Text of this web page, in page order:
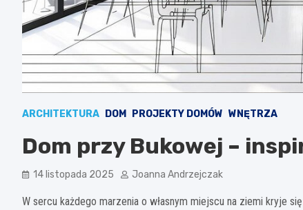
ARCHITEKTURA DOM PROJEKTY DOMÓW WNĘTRZA
Dom przy Bukowej –
14 listopada 2025 Joanna Andrzejczak
W sercu każdego marzenia o własnym miejscu na ziemi kryje